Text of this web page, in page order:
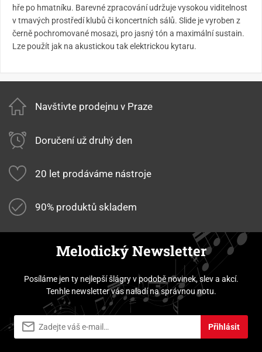
hře po hmatníku. Barevné zpracování udržuje vysokou viditelnost
v tmavých prostředí klubů či koncertních sálů. Slide je vyroben z
černě pochromované mosazi, pro jasný tón a maximální sustain.
Lze použít jak na akustickou tak elektrickou kytaru.
Navštivte prodejnu v Praze
Doručení už druhý den
20 let prodáváme nástroje
90% produktů skladem
Melodický Newsletter
Posíláme jen ty nejlepší šlágry v podobě novinek, slev a akcí.
Tenhle newsletter vás naladí na správnou notu.
Přihlásit